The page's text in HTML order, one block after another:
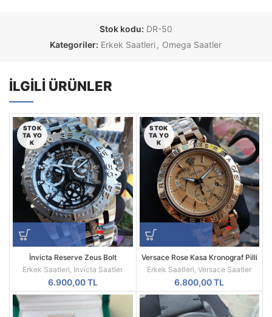
Stok kodu: DR-50
Kategoriler: Erkek Saatleri, Omega Saatler
İLGILI ÜRÜNLER
STOK
TA YO
K
İnvicta Reserve Zeus Bolt
Kronograf 52 MM Silver Kasa
Replika Erkek Kol Saati
Erkek Saatleri, Invicta Saatler
6.900,00TL
STOK
TA YO
K
Versace Rose Kasa Kronograf Pilli
Mekanizma Replika Erkek Kol
Saati
Erkek Saatleri,Versace Saatler
6.800,00TL